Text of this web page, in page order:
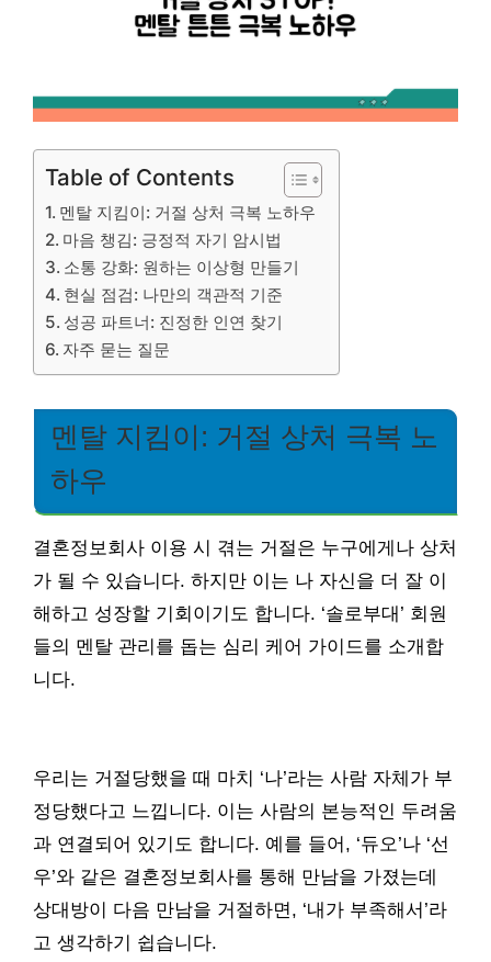
Table of Contents
멘탈 지킴이: 거절 상처 극복 노하우
마음 챙김: 긍정적 자기 암시법
소통 강화: 원하는 이상형 만들기
현실 점검: 나만의 객관적 기준
성공 파트너: 진정한 인연 찾기
자주 묻는 질문
멘탈 지킴이: 거절 상처 극복 노
하우
결혼정보회사 이용 시 겪는 거절은 누구에게나 상처
가 될 수 있습니다. 하지만 이는 나 자신을 더 잘 이
해하고 성장할 기회이기도 합니다. ‘솔로부대’ 회원
들의 멘탈 관리를 돕는 심리 케어 가이드를 소개합
니다.
우리는 거절당했을 때 마치 ‘나’라는 사람 자체가 부
정당했다고 느낍니다. 이는 사람의 본능적인 두려움
과 연결되어 있기도 합니다. 예를 들어, ‘듀오’나 ‘선
우’와 같은 결혼정보회사를 통해 만남을 가졌는데
상대방이 다음 만남을 거절하면, ‘내가 부족해서’라
고 생각하기 쉽습니다.